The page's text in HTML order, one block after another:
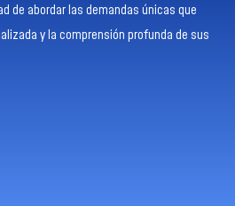
de abordar las demandas únicas que
y la comprensión profunda de sus